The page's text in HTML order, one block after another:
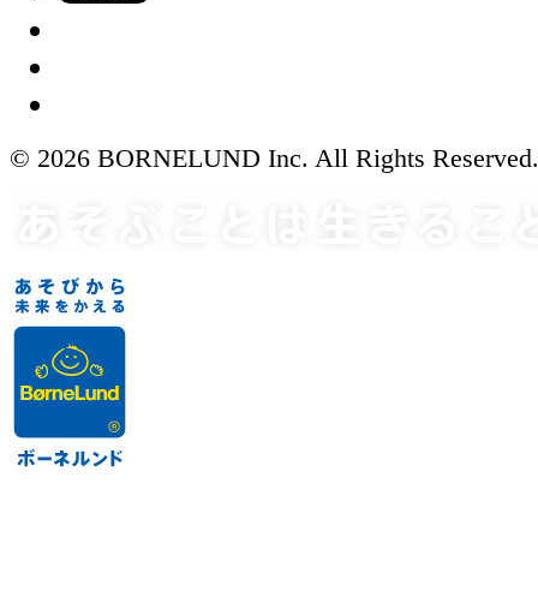
© 2026 BORNELUND Inc. All Rights Reserved.